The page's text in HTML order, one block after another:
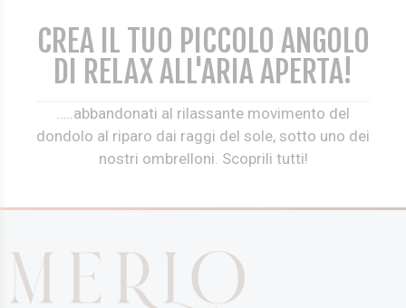
CREA IL TUO PICCOLO ANGOLO
DI RELAX ALL'ARIA APERTA!
…..abbandonati al rilassante movimento del
dondolo al riparo dai raggi del sole, sotto uno dei
nostri ombrelloni. Scoprili tutti!